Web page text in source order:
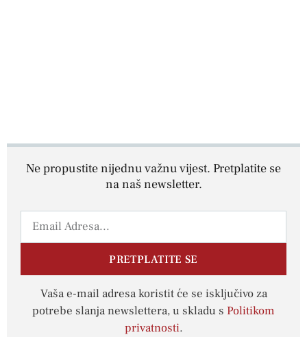
Ne propustite nijednu važnu vijest. Pretplatite se
na naš newsletter.
PRETPLATITE SE
Vaša e-mail adresa koristit će se isključivo za
potrebe slanja newslettera, u skladu s Politikom
privatnosti.